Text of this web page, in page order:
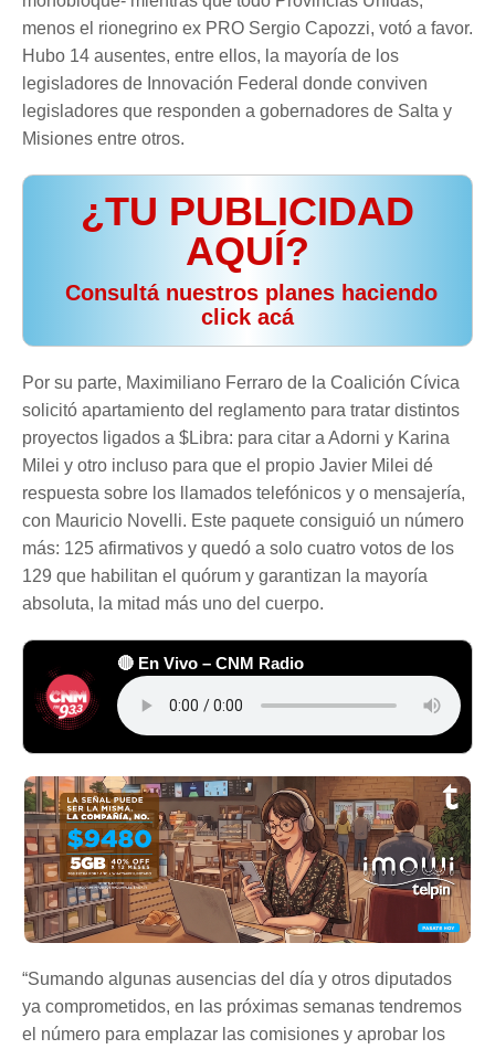
menos el rionegrino ex PRO Sergio Capozzi, votó a favor.
Hubo 14 ausentes, entre ellos, la mayoría de los
legisladores de Innovación Federal donde conviven
legisladores que responden a gobernadores de Salta y
Misiones entre otros.
¿TU PUBLICIDAD
AQUÍ?
️ Consultá nuestros planes haciendo
click acá
Por su parte, Maximiliano Ferraro de la Coalición Cívica
solicitó apartamiento del reglamento para tratar distintos
proyectos ligados a $Libra: para citar a Adorni y Karina
Milei y otro incluso para que el propio Javier Milei dé
respuesta sobre los llamados telefónicos y o mensajería,
con Mauricio Novelli. Este paquete consiguió un número
más: 125 afirmativos y quedó a solo cuatro votos de los
129 que habilitan el quórum y garantizan la mayoría
absoluta, la mitad más uno del cuerpo.
🔴 En Vivo – CNM Radio
“Sumando algunas ausencias del día y otros diputados
ya comprometidos, en las próximas semanas tendremos
el número para emplazar las comisiones y aprobar los